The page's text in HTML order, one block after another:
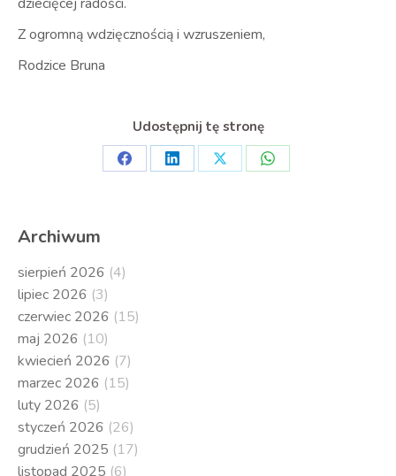
Z ogromną wdzięcznością i wzruszeniem,
Rodzice Bruna
Udostępnij tę stronę
Share
Share
Share
Share
Archiwum
sierpień 2026 (4)
lipiec 2026 (3)
czerwiec 2026 (15)
maj 2026 (10)
kwiecień 2026 (7)
marzec 2026 (15)
luty 2026 (5)
styczeń 2026 (26)
grudzień 2025 (17)
listopad 2025 (6)